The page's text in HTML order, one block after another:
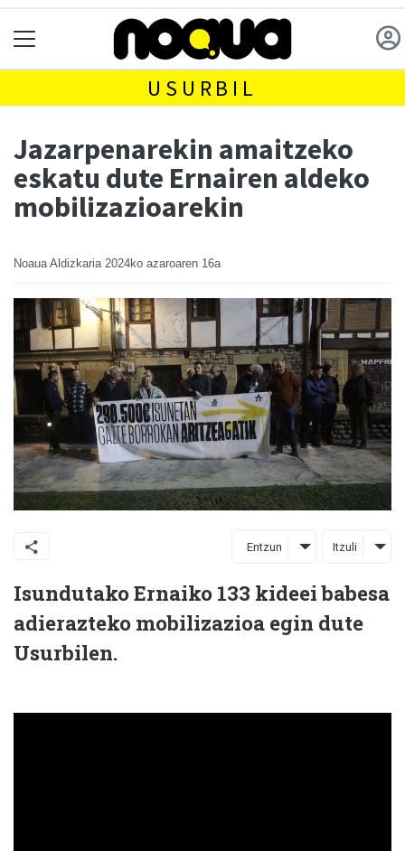
USURBIL
Jazarpenarekin amaitzeko
eskatu dute Ernairen aldeko
mobilizazioarekin
Noaua Aldizkaria 2024ko azaroaren 16a
Entzun Itzuli
Isundutako Ernaiko 133 kideei babesa
adierazteko mobilizazioa egin dute
Usurbilen.